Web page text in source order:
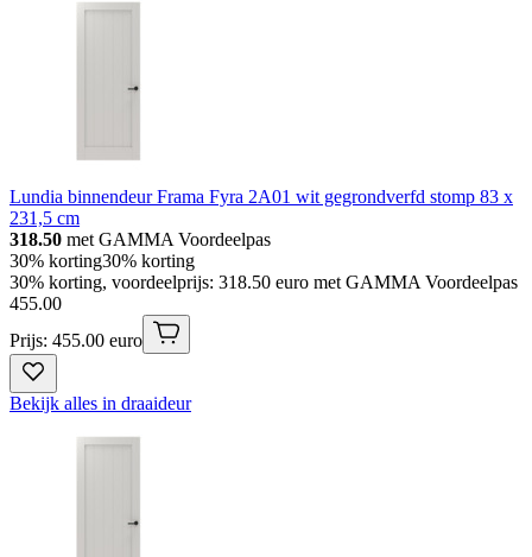
Lundia binnendeur Frama Fyra 2A01 wit gegrondverfd stomp 83 x
231,5 cm
318.50 met GAMMA Voordeelpas
30% korting30% korting
30% korting, voordeelprijs: 318.50 euro met GAMMA Voordeelpas
455.00
Prijs: 455.00 euro
Bekijk alles in draaideur